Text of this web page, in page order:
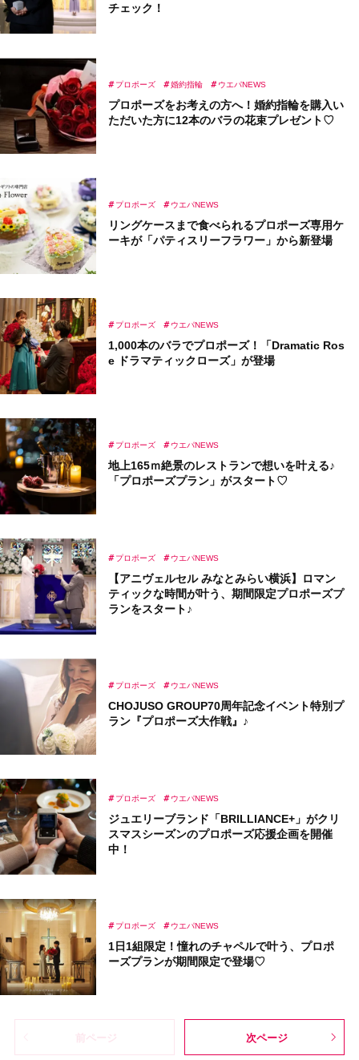
チェック！
プロポーズをお考えの方へ！婚約指輪を購入い
ただいた方に12本のバラの花束プレゼント♡
プロポーズ 婚約指輪 ウエパNEWS
リングケースまで食べられるプロポーズ専用ケ
ーキが「パティスリーフラワー」から新登場
プロポーズ ウエパNEWS
1,000本のバラでプロポーズ！「Dramatic Ros
e ドラマティックローズ」が登場
プロポーズ ウエパNEWS
地上165ｍ絶景のレストランで想いを叶える♪
「プロポーズプラン」がスタート♡
プロポーズ ウエパNEWS
【アニヴェルセル みなとみらい横浜】ロマン
ティックな時間が叶う、期間限定プロポーズプ
ランをスタート♪
プロポーズ ウエパNEWS
CHOJUSO GROUP70周年記念イベント特別プ
ラン『プロポーズ大作戦』♪
プロポーズ ウエパNEWS
ジュエリーブランド「BRILLIANCE+」がクリ
スマスシーズンのプロポーズ応援企画を開催
中！
プロポーズ ウエパNEWS
1日1組限定！憧れのチャペルで叶う、プロポ
ーズプランが期間限定で登場♡
プロポーズ ウエパNEWS
前ページ 次ページ